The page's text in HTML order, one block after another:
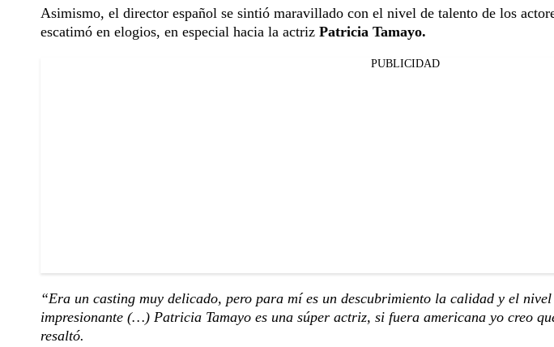
Asimismo, el director español se sintió maravillado con el nivel de talento de los
escatimó en elogios, en especial hacia la actriz Patricia Tamayo.
PUBLICIDAD
“Era un casting muy delicado, pero para mí es un descubrimiento la calidad y el
impresionante (…) Patricia Tamayo es una súper actriz, si fuera americana yo creo
resaltó.